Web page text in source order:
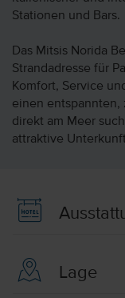
Stationen und Bars.
Das Mitsis Norida
Strandadresse für
Komfort, Service
einen entspannten,
direkt am Meer
attraktive
Lage